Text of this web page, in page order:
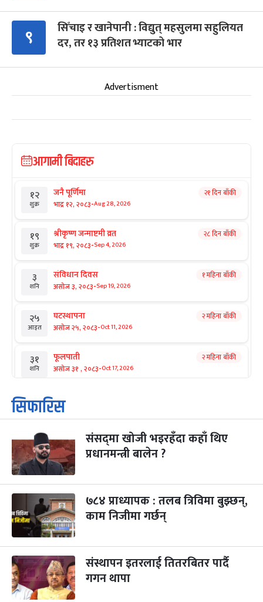
९
सिँचाइ र खानेपानी : विद्युत् महसुलमा सहुलियत
दर, तर १३ प्रतिशत भ्याटको भार
Advertisment
आगामी बिदाहरु
१२
शुक्र
जनै पूर्णिमा
भाद्र १२, २०८३-Aug 28, 2026
२१ दिन बाँकी
१९
शुक्र
श्रीकृष्ण जन्माष्टमी व्रत
भाद्र १९, २०८३-Sep 4, 2026
२८ दिन बाँकी
३
शनि
संविधान दिवस
असोज ३, २०८३-Sep 19, 2026
१ महिना बाँकी
२५
आइत
घटस्थापना
असोज २५, २०८३-Oct 11, 2026
२ महिना बाँकी
३१
शनि
फूलपाती
असोज ३१ , २०८३-Oct 17, 2026
२ महिना बाँकी
१
आइत
कार्तिक सङ्क्रान्ति
कार्तिक १, २०८३
३
मंगल
महानवमी
कार्तिक ३, २०८३-Oct 20, 2026
२ महिना बाँकी
४
बुध कार्तिक ४, २०८३
५
बिहि
पापा‌ङ्कुशा एकादशी व्रत
कार्तिक ५, २०८३
२२
आइत
कुकुर तिहार
कार्तिक २२, २०८३-Nov 8, 2026
३ महिना बाँकी
सिफारिस
संसद्‌मा खोजी भइरहँदा कहाँ थिए
प्रधानमन्त्री बालेन ?
७८४ प्राध्यापक : तलब त्रिविमा बुझ्छन्,
काम निजीमा गर्छन्
संस्थापन इतरलाई तितरबितर पार्दै
गगन थापा